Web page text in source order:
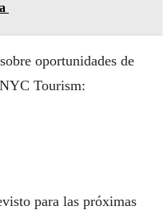
oportunidades de
Tourism:
para las próximas